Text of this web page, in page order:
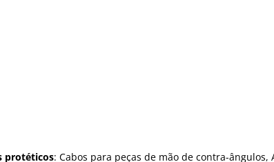
protéticos: Cabos para peças de mão de contra-